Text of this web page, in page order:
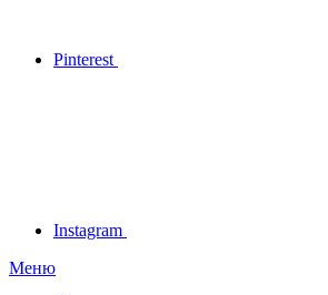
Pinterest
Instagram
Меню